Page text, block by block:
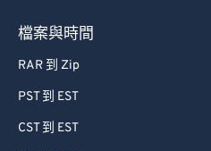
檔案與時間
RAR 到 Zip
PST 到 EST
CST 到 EST